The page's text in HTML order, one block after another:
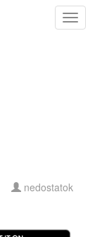
nedostatok